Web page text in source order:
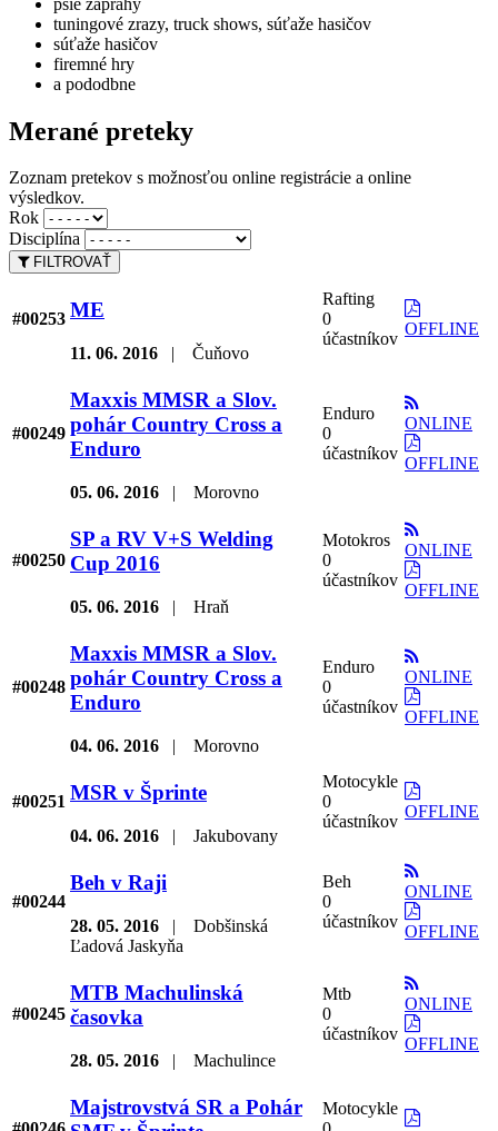
tuningové zrazy, truck shows, súťaže hasičov
súťaže hasičov
firemné hry
a pododbne
Merané preteky
Zoznam pretekov s možnosťou online registrácie a online
výsledkov.
Rok
Disciplína
FILTROVAŤ
#00253 ME
11. 06. 2016 | Čuňovo
Rafting
0
účastníkov
OFFLINE
#00249
Maxxis MMSR a Slov.
pohár Country Cross a
Enduro
05. 06. 2016 | Morovno
Enduro
0
účastníkov
ONLINE
OFFLINE
#00250
SP a RV V+S Welding
Cup 2016
05. 06. 2016 | Hraň
Motokros
0
účastníkov
ONLINE
OFFLINE
#00248
Maxxis MMSR a Slov.
pohár Country Cross a
Enduro
04. 06. 2016 | Morovno
Enduro
0
účastníkov
ONLINE
OFFLINE
#00251 MSR v Šprinte
04. 06. 2016 | Jakubovany
Motocykle
0
účastníkov
OFFLINE
#00244
Beh v Raji
28. 05. 2016 |
Dobšinská
Ľadová Jaskyňa
Beh
0
účastníkov
ONLINE
OFFLINE
#00245
MTB Machulinská
časovka
28. 05. 2016 | Machulince
Mtb
0
účastníkov
ONLINE
OFFLINE
Majstrovstvá SR a Pohár
Motocykle